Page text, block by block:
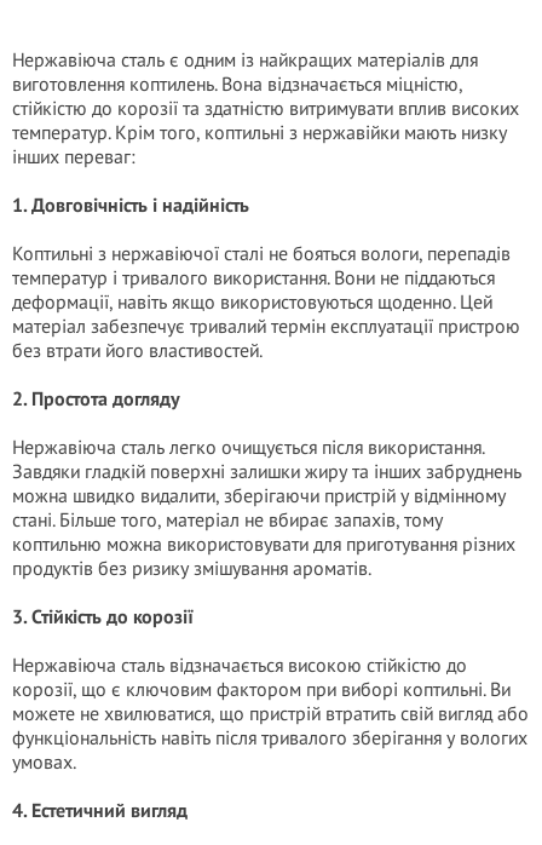
Нержавіюча сталь є одним із найкращих матеріалів для
виготовлення коптилень. Вона відзначається міцністю,
стійкістю до корозії та здатністю витримувати вплив високих
температур. Крім того, коптильні з нержавійки мають низку
інших переваг:
1. Довговічність і надійність
Коптильні з нержавіючої сталі не бояться вологи, перепадів
температур і тривалого використання. Вони не піддаються
деформації, навіть якщо використовуються щоденно. Цей
матеріал забезпечує тривалий термін експлуатації пристрою
без втрати його властивостей.
2. Простота догляду
Нержавіюча сталь легко очищується після використання.
Завдяки гладкій поверхні залишки жиру та інших забруднень
можна швидко видалити, зберігаючи пристрій у відмінному
стані. Більше того, матеріал не вбирає запахів, тому
коптильню можна використовувати для приготування різних
продуктів без ризику змішування ароматів.
3. Стійкість до корозії
Нержавіюча сталь відзначається високою стійкістю до
корозії, що є ключовим фактором при виборі коптильні. Ви
можете не хвилюватися, що пристрій втратить свій вигляд або
функціональність навіть після тривалого зберігання у вологих
умовах.
4. Естетичний вигляд